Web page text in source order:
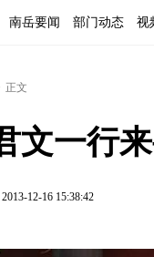
南岳要闻 部门动态 视
正文
文一行
2013-12-16 15:38:42